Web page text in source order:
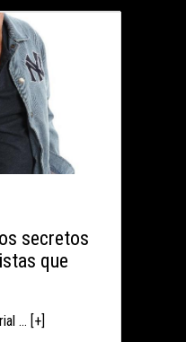
secretos
que
... [+]